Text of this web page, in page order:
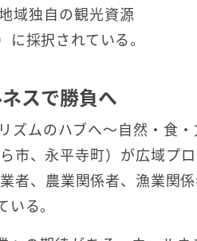
域独自の観光資源
採択されている。
スで勝負へ
ズムのハブへ～自然・食
市、永平寺町）が広域プ
者、農業関係者、漁業関
る。